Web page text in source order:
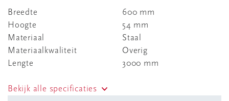
Breedte
600 mm
Hoogte
54 mm
Materiaal
Staal
Materiaalkwaliteit
Overig
Lengte
3000 mm
Bekijk alle specificaties